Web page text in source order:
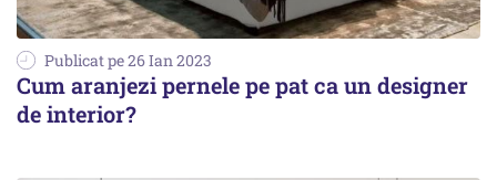
Publicat pe 26 Ian 2023
Cum aranjezi pernele pe pat ca un designer
de interior?